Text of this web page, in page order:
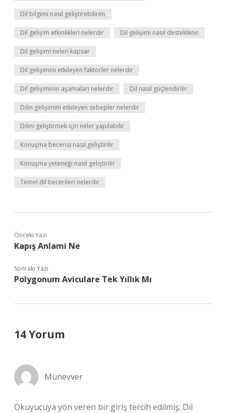
Dil bilgimi nasıl geliştirebilirim
Dil gelişim etkinlikleri nelerdir Dil gelişimi nasıl desteklenir
Dil gelişimi neleri kapsar
Dil gelişimini etkileyen faktörler nelerdir
Dil gelişiminin aşamaları nelerdir Dil nasıl güçlendirilir
Dilin gelişimini etkileyen sebepler nelerdir
Dilini geliştirmek için neler yapılabilir
Konuşma becerisi nasıl geliştirilir
Konuşma yeteneği nasıl geliştirilir
Temel dil becerileri nelerdir
Önceki Yazı
Kapış Anlami Ne
Sonraki Yazı
Polygonum Aviculare Tek Yıllık Mı
14 Yorum
Münevver
Okuyucuya yön veren bir giriş tercih edilmiş; Dil